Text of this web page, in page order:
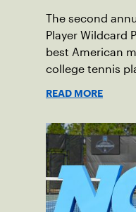
The second
Player Wildcard
best American
college tennis
READ MORE